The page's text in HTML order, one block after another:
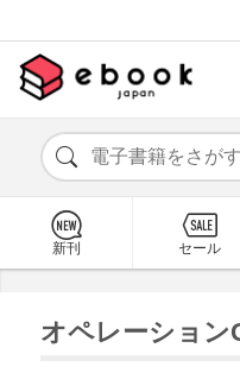
新刊 セール
オペレーション